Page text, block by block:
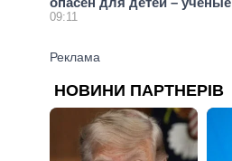
09:11